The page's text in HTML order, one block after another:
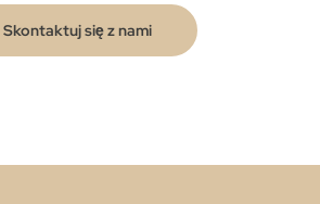
Skontaktuj się z nami